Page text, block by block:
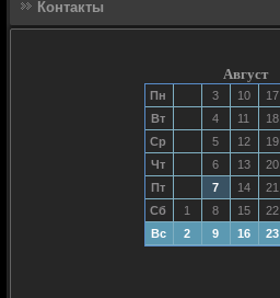
Контакты
Август
Пн 3 10 17
Вт
4 11 18
Ср
5 12 19
Чт
6 13 20
Пт
7 14 21
Сб
1 8 15 22
Вс
2 9 16 23